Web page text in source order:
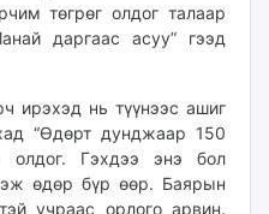
төгрөг олдог талаар
даргаас асуу” гээд
ирэхэд нь түүнээс ашиг
“Өдөрт дунджаар 150
олдог. Гэхдээ энэ бол
өдөр бүр өөр. Баярын
учраас орлого арвин.